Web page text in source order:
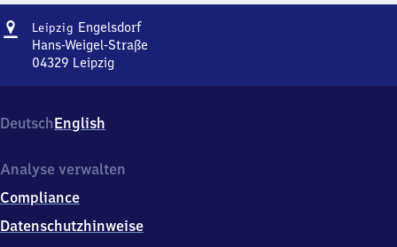
Adresse
Leipzig EngelsdorfLeipzig-
Engelsdorf
Hans-Weigel-Straße
04329 Leipzig
Hans-
Weigel-
0
3
2
DeutschEnglish
Analyse verwalten
Compliance
Datenschutzhinweise